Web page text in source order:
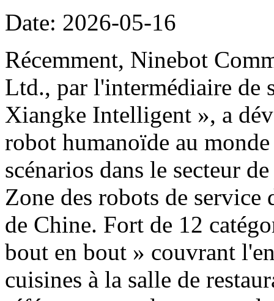
Date: 2026-05-16
Récemment, Ninebot
Ltd., par l'intermédiaire de
Xiangke Intelligent », a
robot humanoïde au
scénarios dans le secteur
Zone des robots de
de Chine. Fort de 12
bout en bout » couvrant
cuisines à la salle de